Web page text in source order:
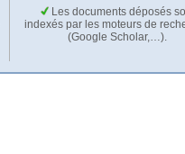
Les documents déposés
indexés par les moteurs de
(Google Scholar,…).